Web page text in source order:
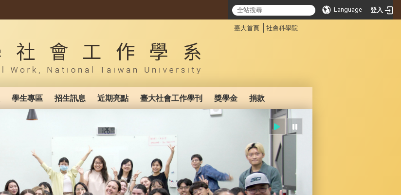
Language 登入
臺大首頁 社會科學院
學生專區 招生訊息 近期亮點 臺大社會工作學刊 獎學金 捐款